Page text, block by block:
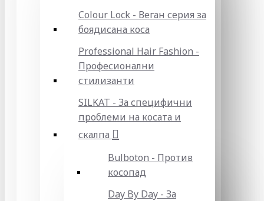
Colour Lock - Веган серия за
боядисана коса
Professional Hair Fashion -
Професионални
стилизанти
SILKAT - За специфични
проблеми на косата и
скалпа
Bulboton - Против
косопад
Day By Day - За